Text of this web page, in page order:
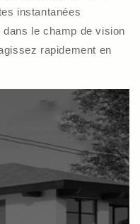
instantanées
le champ de vision
rapidement en